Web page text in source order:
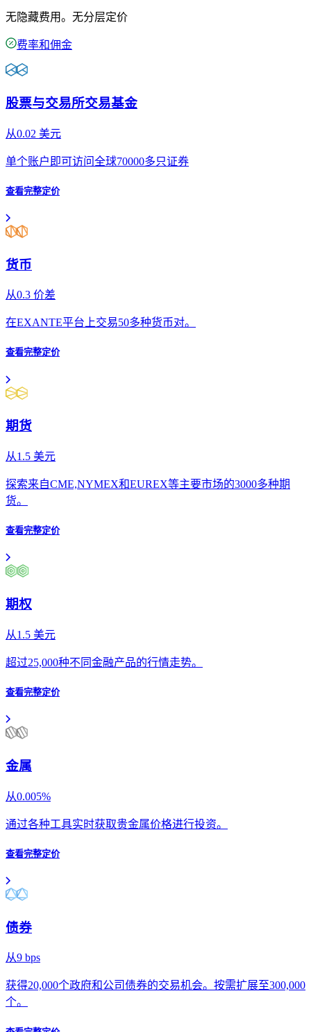
无隐藏费用。无分层定价
费率和佣金
股票与交易所交易基金
从0.02 美元
单个账户即可访问全球70000多只证券
查看完整定价
货币
从0.3 价差
在EXANTE平台上交易50多种货币对。
查看完整定价
期货
从1.5 美元
探索来自CME,NYMEX和EUREX等主要市场的3000多种期
货。
查看完整定价
期权
从1.5 美元
超过25,000种不同金融产品的行情走势。
查看完整定价
金属
从0.005%
通过各种工具实时获取贵金属价格进行投资。
查看完整定价
债券
从9 bps
获得20,000个政府和公司债券的交易机会。按需扩展至300,000
个。